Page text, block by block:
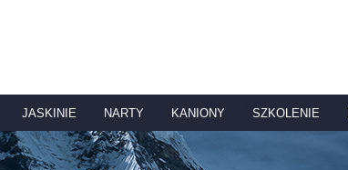
JASKINIE NARTY KANIONY SZKOLENIE